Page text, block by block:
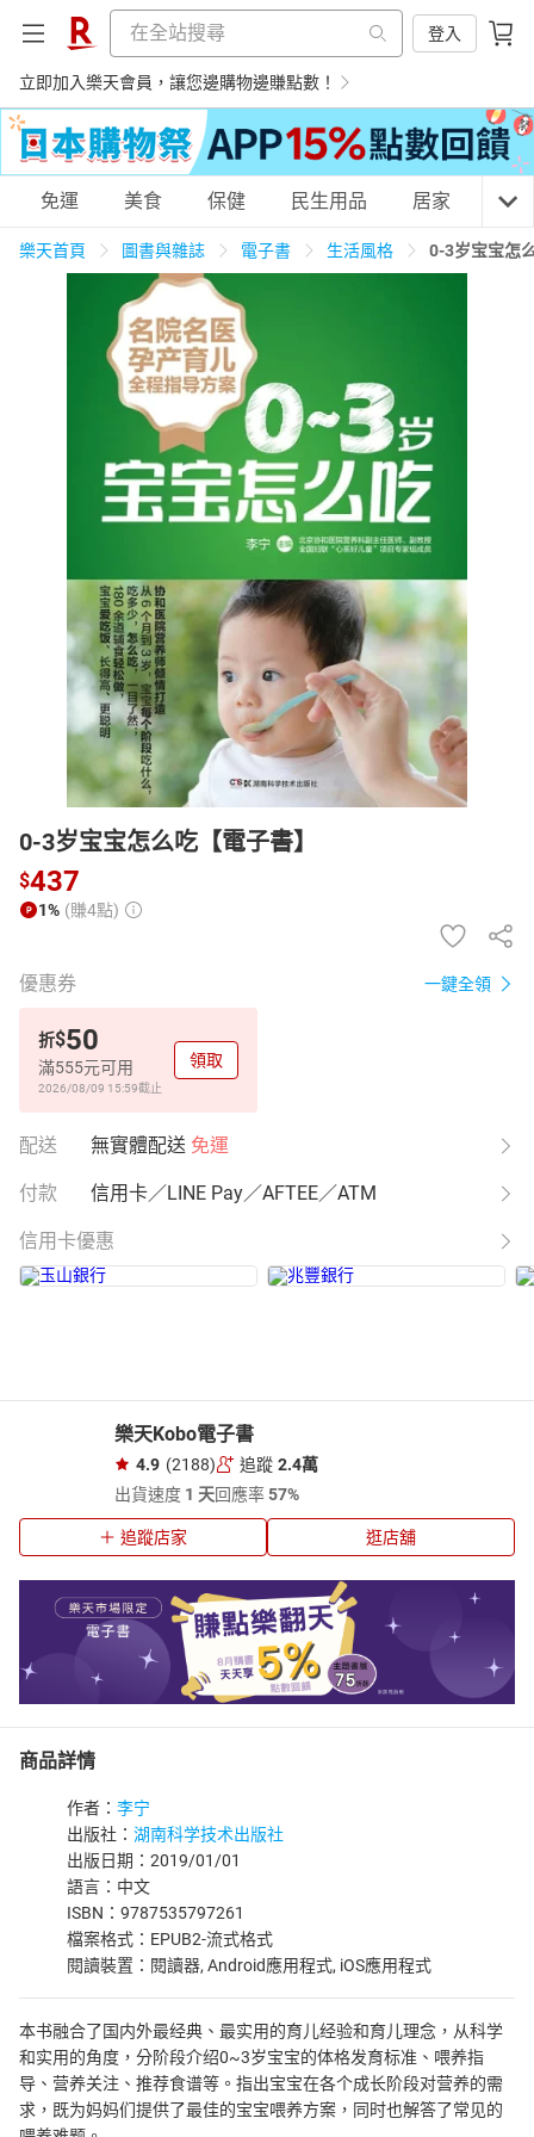
登入
立即加入樂天會員，讓您邊購物邊賺點數！
購物網分類
美食蛋糕
3C家電 運動休閒 親子玩具
男裝 化妝保養 情趣用品
日本購物 電子/紙本書
免運 美食 保健 民生用品 居家 3C
樂天首頁 圖書與雜誌 電子書 生活風格 0-3岁宝宝怎
0-3岁宝宝怎么吃【電子書】
$437
1% (賺4點)
優惠券 一鍵全領
折$50
滿555元可用
2026/08/09 15:59截止
領取
配送 無實體配送 免運
付款 信用卡／LINE Pay／AFTEE／ATM
信用卡優惠
樂天Kobo電子書
4.9 (2188) 追蹤 2.4萬
出貨速度 1 天回應率57%
追蹤店家 逛店舖
商品詳情
作者： 李宁
出版社： 湖南科学技术出版社
出版日期：2019/01/01
語言：中文
ISBN：9787535797261
檔案格式：EPUB2-流式格式
閱讀裝置：閱讀器, Android應用程式, iOS應用程式
本书融合了国内外最经典、最实用的育儿经验和育儿理念，从科学
和实用的角度，分阶段介绍0~3岁宝宝的体格发育标准、喂养指
导、营养关注、推荐食谱等。指出宝宝在各个成长阶段对营养的需
求，既为妈妈们提供了最佳的宝宝喂养方案，同时也解答了常见的